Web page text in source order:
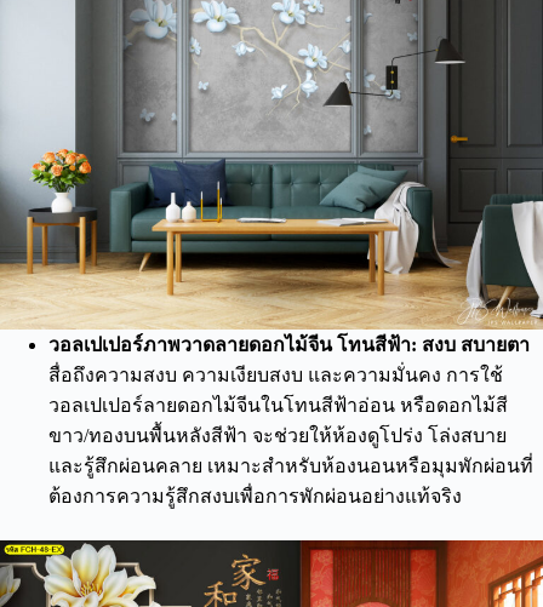
วอลเปเปอร์ภาพวาดลายดอกไม้จีน โทนสีฟ้า: สงบ สบายตา
สื่อถึงความสงบ ความเงียบสงบ และความมั่นคง การใช้
วอลเปเปอร์ลายดอกไม้จีนในโทนสีฟ้าอ่อน หรือดอกไม้สี
ขาว/ทองบนพื้นหลังสีฟ้า จะช่วยให้ห้องดูโปร่ง โล่งสบาย
และรู้สึกผ่อนคลาย เหมาะสำหรับห้องนอนหรือมุมพักผ่อนที่
ต้องการความรู้สึกสงบเพื่อการพักผ่อนอย่างแท้จริง